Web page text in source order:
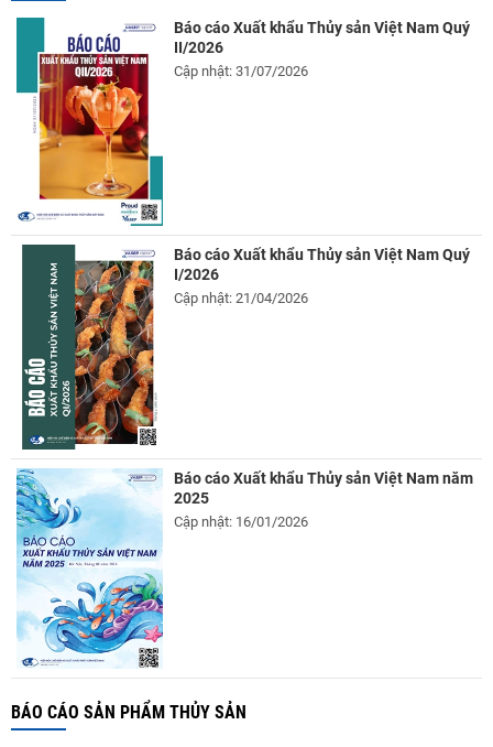
Báo cáo Xuất khẩu Thủy sản Việt Nam Quý
II/2026
Cập nhật: 31/07/2026
Báo cáo Xuất khẩu Thủy sản Việt Nam Quý
I/2026
Cập nhật: 21/04/2026
Báo cáo Xuất khẩu Thủy sản Việt Nam năm
2025
Cập nhật: 16/01/2026
BÁO CÁO SẢN PHẨM THỦY SẢN